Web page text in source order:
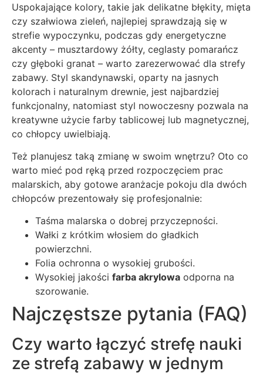
Uspokajające kolory, takie jak delikatne błękity, mięta
czy szałwiowa zieleń, najlepiej sprawdzają się w
strefie wypoczynku, podczas gdy energetyczne
akcenty – musztardowy żółty, ceglasty pomarańcz
czy głęboki granat – warto zarezerwować dla strefy
zabawy. Styl skandynawski, oparty na jasnych
kolorach i naturalnym drewnie, jest najbardziej
funkcjonalny, natomiast styl nowoczesny pozwala na
kreatywne użycie farby tablicowej lub magnetycznej,
co chłopcy uwielbiają.
Też planujesz taką zmianę w swoim wnętrzu? Oto co
warto mieć pod ręką przed rozpoczęciem prac
malarskich, aby gotowe aranżacje pokoju dla dwóch
chłopców prezentowały się profesjonalnie:
Taśma malarska o dobrej przyczepności.
Wałki z krótkim włosiem do gładkich
powierzchni.
Folia ochronna o wysokiej grubości.
Wysokiej jakości farba akrylowa odporna na
szorowanie.
Najczęstsze pytania (FAQ)
Czy warto łączyć strefę nauki
ze strefą zabawy w jednym